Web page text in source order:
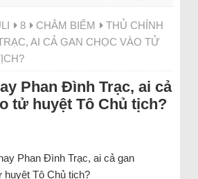
8 CHÂM BIẾM
THỦ CHÍNH
AI CẢ GAN CHỌC VÀO TỬ
Phan Đình Trạc, ai cả
tử huyệt Tô Chủ tịch?
Phan Đình Trạc, ai cả gan
huyệt Tô Chủ tịch?